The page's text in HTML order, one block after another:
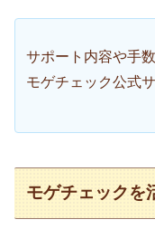
サポート内容や手
モゲチェック公式
モゲチェックを